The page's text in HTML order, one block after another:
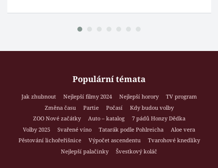
Populární témata
Jak zhubnout Nejlepší filmy 2024 Nejlepší horory
TV program
Změna času
Partie Počasí
Kdy budou volby
ZOO Nové začátky
Auto – katalog
7 pádů Honzy Dědka
Volby 2025
Svařené víno Tatarák podle Pohlreicha
Aloe vera
Pěstování lichořeřišnice
Výpočet ascendentu
Tvarohové knedlíky
Nejlepší palačinky
Švestkový koláč